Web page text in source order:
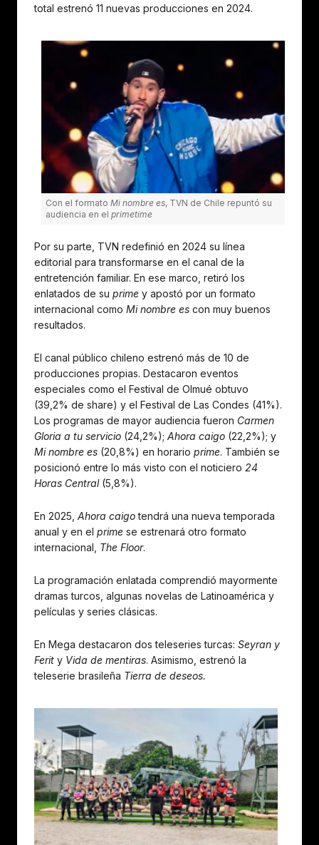
total estrenó 11 nuevas producciones en 2024.
Con el formato Mi nombre es, TVN de Chile repuntó su
audiencia en el primetime
Por su parte, TVN redefinió en 2024 su línea
editorial para transformarse en el canal de la
entretención familiar. En ese marco, retiró los
enlatados de su prime y apostó por un formato
internacional como Mi nombre es con muy buenos
resultados.
El canal público chileno estrenó más de 10 de
producciones propias. Destacaron eventos
especiales como el Festival de Olmué obtuvo
(39,2% de share) y el Festival de Las Condes (41%).
Los programas de mayor audiencia fueron Carmen
Gloria a tu servicio (24,2%); Ahora caigo (22,2%); y
Mi nombre es (20,8%) en horario prime. También se
posicionó entre lo más visto con el noticiero 24
Horas Central(5,8%).
En 2025, Ahora caigotendrá una nueva temporada
anual y en el prime se estrenará otro formato
internacional, The Floor.
La programación enlatada comprendió mayormente
dramas turcos, algunas novelas de Latinoamérica y
películas y series clásicas.
En Mega destacaron dos teleseries turcas: Seyran y
Ferit y Vida de mentiras. Asimismo, estrenó la
teleserie brasileña Tierra de deseos.